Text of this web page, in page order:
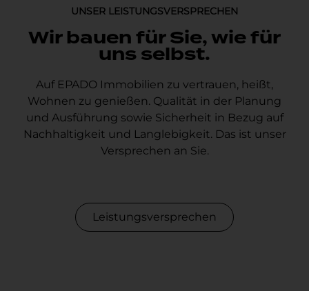
UNSER LEISTUNGSVERSPRECHEN
Wir bauen für Sie, wie für
uns selbst.
Auf EPADO Immobilien zu vertrauen, heißt,
Wohnen zu genießen. Qualität in der Planung
und Ausführung sowie Sicherheit in Bezug auf
Nachhaltigkeit und Langlebigkeit. Das ist unser
Versprechen an Sie.
Leistungsversprechen